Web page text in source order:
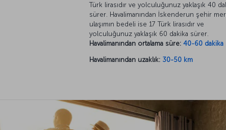
Türk lirasıdır ve yolculuğunuz yaklaşık 40
sürer. Havalimanından İskenderun şehir
ulaşımın bedeli ise 17 Türk lirasıdır ve
yolculuğunuz yaklaşık 60 dakika sürer.
Havalimanından ortalama süre: 40-60 dakika
Havalimanından uzaklık: 30-50 km